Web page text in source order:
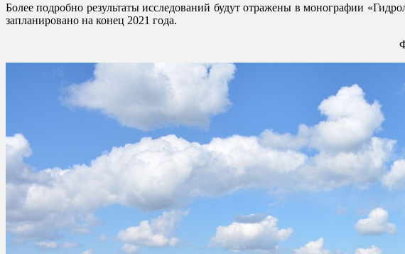
Более подробно результаты исследований будут отражены в монографии
запланировано на конец 2021 года.